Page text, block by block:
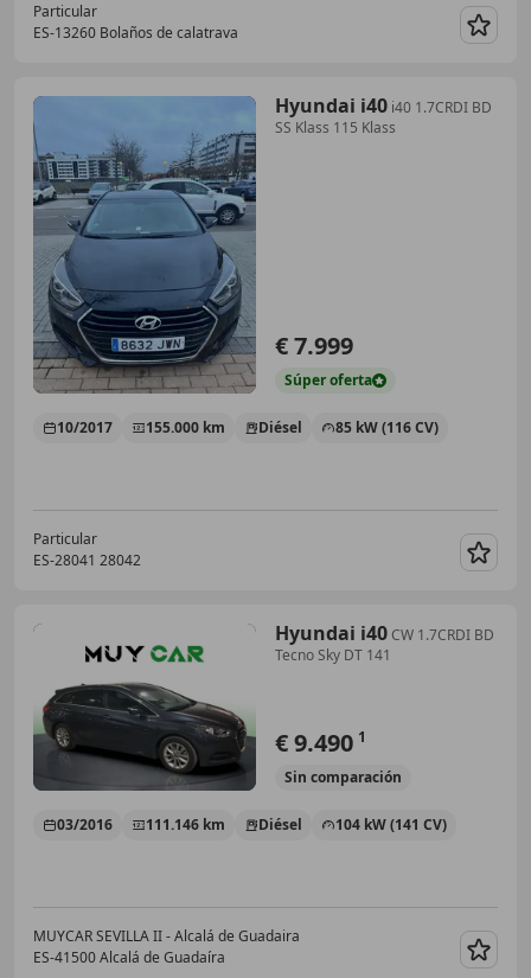
Particular
ES-13260 Bolaños de calatrava
Hyundai i40 i40 1.7CRDI BD
SS Klass 115 Klass
€ 7.999
Súperoferta
10/2017 155.000 km Diésel 85 kW (116 CV)
Particular
ES-28041 28042
Hyundai i40CW 1.7CRDI BD
Tecno Sky DT 141
€ 9.490 1
Sin comparación
03/2016 111.146 km Diésel 104 kW (141 CV)
MUYCAR SEVILLA II - Alcalá de Guadaira
ES-41500 Alcalá de Guadaíra